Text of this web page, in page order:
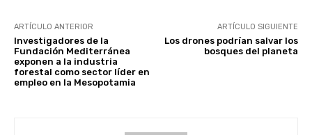
ARTÍCULO ANTERIOR
Investigadores de la
Fundación Mediterránea
exponen a la industria
forestal como sector líder en
empleo en la Mesopotamia
ARTÍCULO SIGUIENTE
Los drones podrían salvar los
bosques del planeta